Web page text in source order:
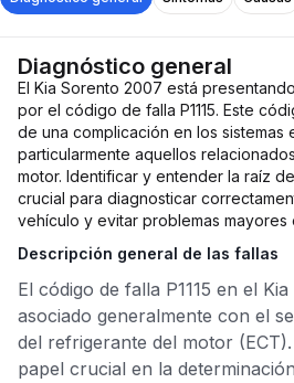
Diagnóstico general
El Kia Sorento 2007 está
por el código de falla P1115. Este
de una complicación en los sistemas
particularmente aquellos
motor. Identificar y entender la raíz
crucial para diagnosticar
vehículo y evitar problemas mayores
Descripción general de las fallas
El código de falla P1115 en el
asociado generalmente con el
del refrigerante del motor
papel crucial en la